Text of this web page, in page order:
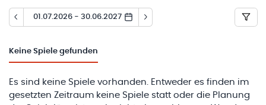
01.07.2026 - 30.06.2027
Keine Spiele gefunden
Es sind keine Spiele vorhanden. Entweder es finden im
gesetzten Zeitraum keine Spiele statt oder die Planung